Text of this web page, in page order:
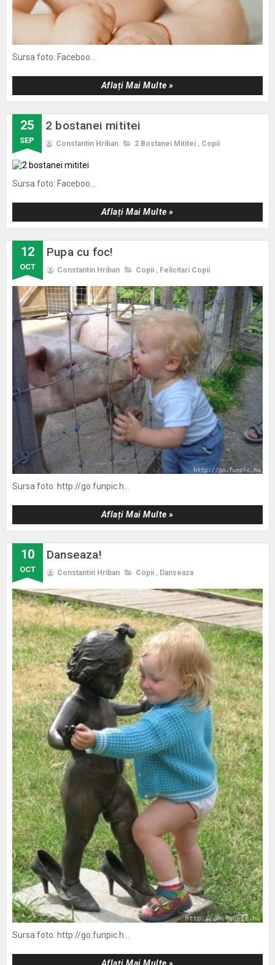
Sursa foto: Faceboo...
Aflați Mai Multe »
25
SEP
2 bostanei mititei
Constantin Hriban 2 Bostanei Mititei , Copii
Sursa foto: Faceboo...
Aflați Mai Multe »
12
OCT
Pupa cu foc!
Constantin Hriban Copii , Felicitari Copii
Sursa foto: http://go.funpic.h...
Aflați Mai Multe »
10
OCT
Danseaza!
Constantin Hriban Copii , Danseaza
Sursa foto: http://go.funpic.h...
Aflați Mai Multe »